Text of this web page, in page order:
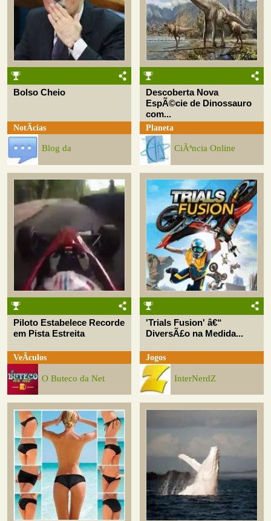
Bolso Cheio
NotÃ­cias
Blog da
Descoberta Nova
EspÃ©cie de Dinossauro
com...
Planeta
CiÃªncia Online
Piloto Estabelece Recorde
em Pista Estreita
VeÃ­culos
O Buteco da Net
'Trials Fusion' â€“
DiversÃ£o na Medida...
Jogos
InterNerdZ